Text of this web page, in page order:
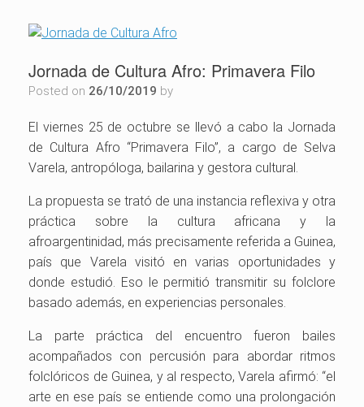
Jornada de Cultura Afro: Primavera Filo
Posted on 26/10/2019 by
El viernes 25 de octubre se llevó a cabo la Jornada
de Cultura Afro “Primavera Filo”, a cargo de Selva
Varela, antropóloga, bailarina y gestora cultural.
La propuesta se trató de una instancia reflexiva y otra
práctica sobre la cultura africana y la
afroargentinidad, más precisamente referida a Guinea,
país que Varela visitó en varias oportunidades y
donde estudió. Eso le permitió transmitir su folclore
basado además, en experiencias personales.
La parte práctica del encuentro fueron bailes
acompañados con percusión para abordar ritmos
folclóricos de Guinea, y al respecto, Varela afirmó: “el
arte en ese país se entiende como una prolongación